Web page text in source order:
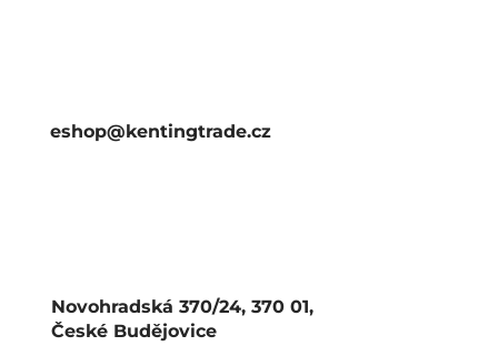
eshop@kentingtrade.cz
Novohradská 370/24, 370 01,
České Budějovice